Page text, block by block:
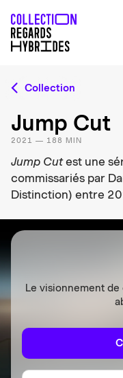
Collection
Jump Cut
2021 — 188 MIN
Jump Cutest une
commissariés par
Distinction) entre
Le visionnement